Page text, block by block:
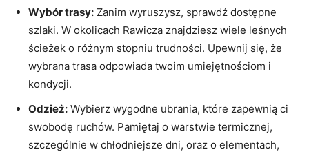
Wybór trasy: Zanim wyruszysz, sprawdź dostępne
szlaki. W okolicach Rawicza znajdziesz wiele leśnych
ścieżek o różnym stopniu trudności. Upewnij się, że
wybrana trasa odpowiada twoim umiejętnościom i
kondycji.
Odzież: Wybierz wygodne ubrania, które zapewnią ci
swobodę ruchów. Pamiętaj o warstwie termicznej,
szczególnie w chłodniejsze dni, oraz o elementach,